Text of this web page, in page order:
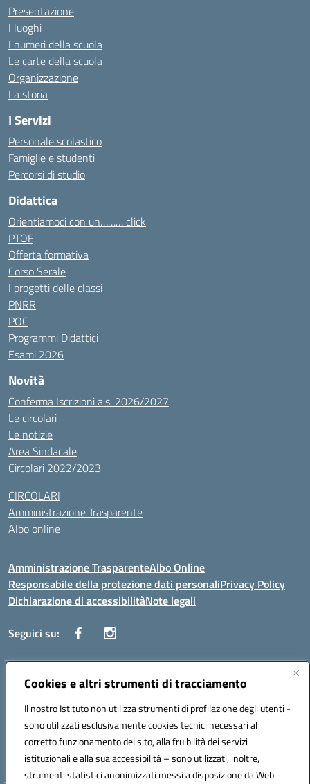
Cookies e altri strumenti di tracciamento
Il nostro Istituto non utilizza strumenti di profilazione degli utenti -
sono utilizzati esclusivamente cookies tecnici necessari al
corretto funzionamento del sito, alla fruibilità dei servizi
istituzionali e alla sua accessibilità – sono utilizzati, inoltre,
strumenti statistici anonimizzati messi a disposizione da Web
Presentazione
I luoghi
I numeri della scuola
Le carte della scuola
Organizzazione
La storia
I Servizi
Personale scolastico
Famiglie e studenti
Percorsi di studio
Didattica
Orientiamoci con un……… click
PTOF
Offerta formativa
Corso Serale
I progetti delle classi
PNRR
POC
Programmi Didattici
Esami 2026
Novità
Conferma Iscrizioni a.s. 2026/2027
Le circolari
Le notizie
Area Sindacale
Circolari 2022/2023
CIRCOLARI
Amministrazione Trasparente
Albo online
Amministrazione TrasparenteAlbo Online
Responsabile della protezione dati personaliPrivacy Policy
Dichiarazione di accessibilitàNote legali
Seguici su:
Indirizzo:Corso Vittorio Emanuele, 27 90133 - Palermo
Posta elettronica certificata (PEC):pais03600r@pec.istruzione.it
Codice fiscale: 97308550827
Codice meccanografico: PAIS03600R